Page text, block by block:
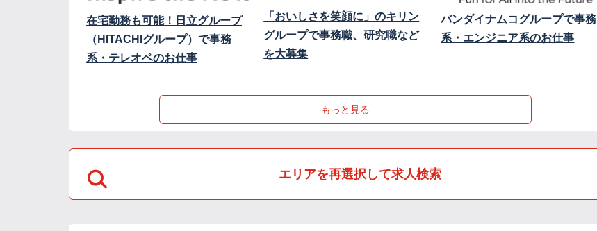
在宅勤務も可能！日立グループ
（HITACHIグループ）で事務
系・テレオペのお仕事
「おいしさを笑顔に」のキリン
グループで事務職、研究職など
を大募集
バンダイナムコグループで事務
系・エンジニア系のお仕事
もっと見る
エリアを再選択して求人検索